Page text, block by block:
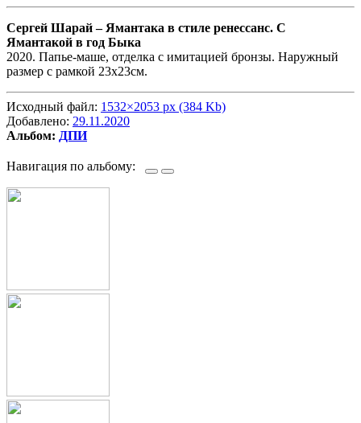
Сергей Шарай – Ямантака в стиле ренессанс. C
Ямантакой в год Быка
2020. Папье-маше, отделка с имитацией бронзы. Наружный
размер с рамкой 23х23см.
Исходный файл: 1532×2053 px (384 Kb)
Добавлено: 29.11.2020
Альбом: ДПИ
Навигация по альбому: